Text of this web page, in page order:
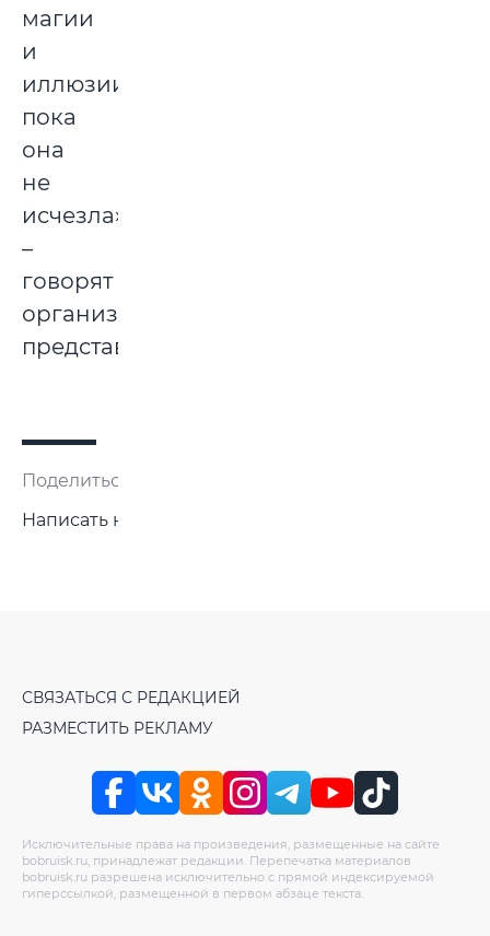
магии
и
иллюзии,
пока
она
не
исчезла»,
–
говорят
организаторы
представления.
Поделиться:
Написать нам
СВЯЗАТЬСЯ С РЕДАКЦИЕЙ
РАЗМЕСТИТЬ РЕКЛАМУ
Исключительные права на произведения, размещенные на сайте
bobruisk.ru, принадлежат редакции. Перепечатка материалов
bobruisk.ru разрешена исключительно с прямой индексируемой
гиперссылкой, размещенной в первом абзаце текста.